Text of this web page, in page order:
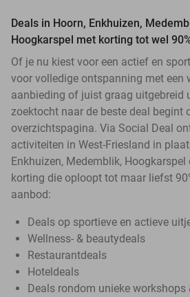
Deals in Hoorn, Enkhuizen,
Hoogkarspel met korting tot wel
Of je nu kiest voor een actief en
voor volledige ontspanning met een
aanbieding of juist graag uitgebreid
zoektocht naar de beste deal begint
overzichtspagina. Via Social Deal
activiteiten in West-Friesland in
Enkhuizen, Medemblik,
korting die oploopt tot maar liefst
aanbod:
Deals op sportieve en actieve
Wellness- & beautydeals
Restaurantdeals
Hoteldeals
Deals rondom unieke workshops